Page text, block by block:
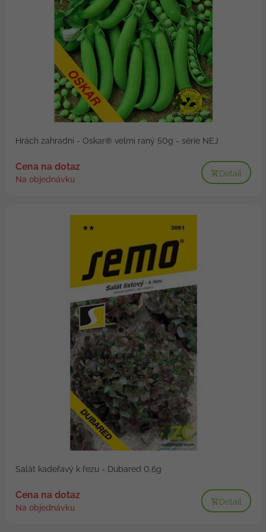
Hrách zahradní - Oskar® velmi raný 50g - série NEJ
Cena na dotaz
Na objednávku
Detail
Salát kadeřavý k řezu - Dubared 0,6g
Cena na dotaz
Na objednávku
Detail